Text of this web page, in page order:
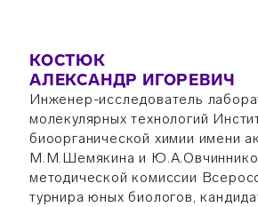
КОСТЮК
АЛЕКСАНДР ИГОРЕВИЧ
Инженер-исследователь
молекулярных технологий
биоорганической химии имени
М.М.Шемякина и
методической комиссии
турнира юных биологов,